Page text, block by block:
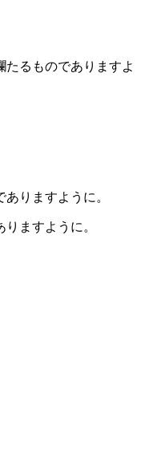
たるものでありますよ
りますように。
ますように。